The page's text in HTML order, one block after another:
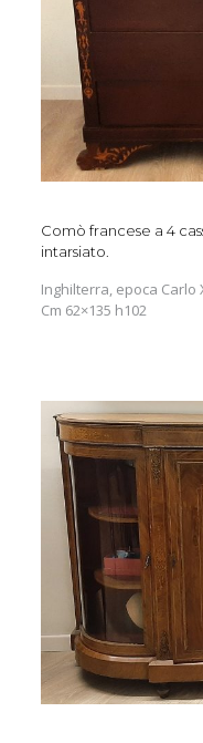
Comò francese a 4
intarsiato.
Inghilterra, epoca Carlo
Cm 62×135 h102